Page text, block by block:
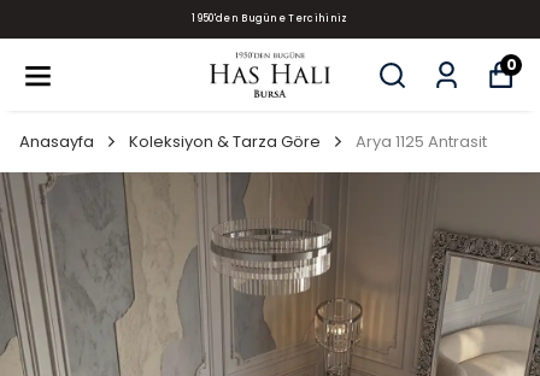
1950'den Bugüne Tercihiniz
0
Anasayfa Koleksiyon & Tarza Göre Arya 1125 Antrasit